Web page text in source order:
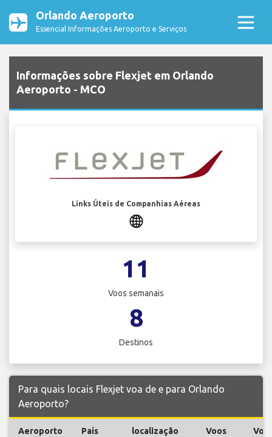
Orlando Aeroporto
Essencial Informações Aeroporto e Serviços
Informações sobre Flexjet em Orlando
Aeroporto - MCO
Links Úteis de Companhias Aéreas
11
Voos semanais
8
Destinos
Para quais locais Flexjet voa de e para Orlando
Aeroporto?
Aeroporto País localização
Voos